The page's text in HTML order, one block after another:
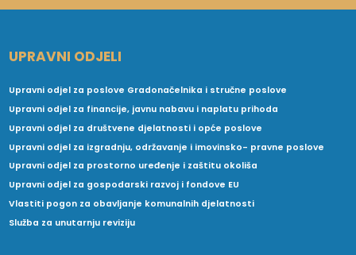
UPRAVNI ODJELI
Upravni odjel za poslove Gradonačelnika i stručne poslove
Upravni odjel za financije, javnu nabavu i naplatu prihoda
Upravni odjel za društvene djelatnosti i opće poslove
Upravni odjel za izgradnju, održavanje i imovinsko- pravne poslove
Upravni odjel za prostorno uređenje i zaštitu okoliša
Upravni odjel za gospodarski razvoj i fondove EU
Vlastiti pogon za obavljanje komunalnih djelatnosti
Služba za unutarnju reviziju